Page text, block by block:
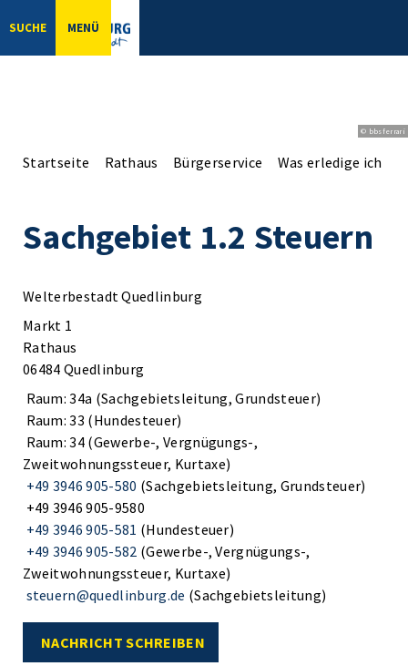
SUCHE MENÜ
© bbsferrari
Startseite Rathaus Bürgerservice Was erledige ich
Sachgebiet 1.2 Steuern
Welterbestadt Quedlinburg
Markt 1
Rathaus
06484 Quedlinburg
Raum: 34a (Sachgebietsleitung, Grundsteuer)
Raum: 33 (Hundesteuer)
Raum: 34 (Gewerbe-, Vergnügungs-,
Zweitwohnungssteuer, Kurtaxe)
+49 3946 905-580 (Sachgebietsleitung, Grundsteuer)
+49 3946 905-9580
+49 3946 905-581 (Hundesteuer)
+49 3946 905-582 (Gewerbe-, Vergnügungs-,
Zweitwohnungssteuer, Kurtaxe)
steuern@quedlinburg.de (Sachgebietsleitung)
NACHRICHT SCHREIBEN